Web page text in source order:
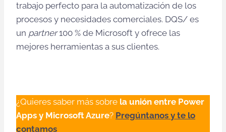
trabajo perfecto para la automatización de los
procesos y necesidades comerciales. DQS/ es
un partner100 % de Microsoft y ofrece las
mejores herramientas a sus clientes.
¿Quieres saber más sobre la unión entre Power
Apps y Microsoft Azure? Pregúntanos y te lo
contamos